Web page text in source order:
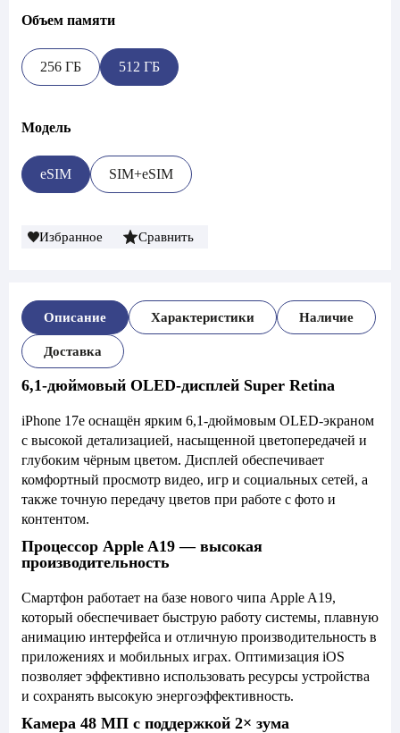
Объем памяти
256 ГБ 512 ГБ
Модель
eSIM SIM+eSIM
Избранное Сравнить
Описание Характеристики Наличие
Доставка
6,1-дюймовый OLED-дисплей Super Retina
iPhone 17e оснащён ярким 6,1-дюймовым OLED-экраном
с высокой детализацией, насыщенной цветопередачей и
глубоким чёрным цветом. Дисплей обеспечивает
комфортный просмотр видео, игр и социальных сетей, а
также точную передачу цветов при работе с фото и
контентом.
Процессор Apple A19 — высокая
производительность
Смартфон работает на базе нового чипа Apple A19,
который обеспечивает быструю работу системы, плавную
анимацию интерфейса и отличную производительность в
приложениях и мобильных играх. Оптимизация iOS
позволяет эффективно использовать ресурсы устройства
и сохранять высокую энергоэффективность.
Камера 48 МП с поддержкой 2× зума